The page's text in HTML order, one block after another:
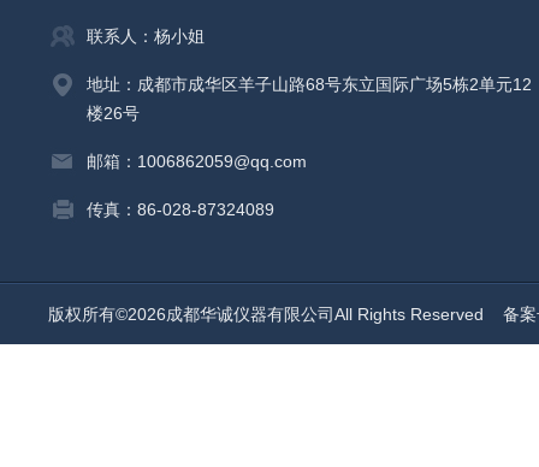
联系人：杨小姐
地址：成都市成华区羊子山路68号东立国际广场5栋2单元12
楼26号
邮箱：1006862059@qq.com
传真：86-028-87324089
版权所有©2026成都华诚仪器有限公司All Rights Reserved 备